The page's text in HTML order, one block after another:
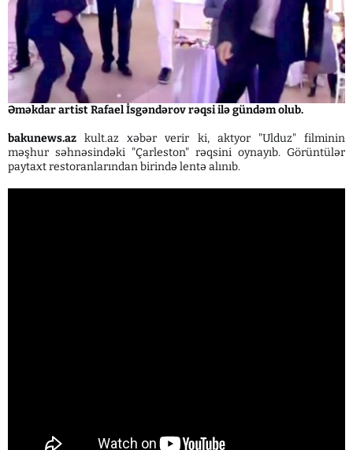
Əməkdar artist Rafael İsgəndərov rəqsi ilə gündəm olub.
bakunews.azkult.az xəbər verir ki, aktyor "Ulduz" filminin
məşhur səhnəsindəki "Çarleston" rəqsini oynayıb. Görüntülər
paytaxt restoranlarından birində lentə alınıb.